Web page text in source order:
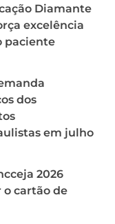
Diamante
excelência
paciente
dos
em julho
2026
cartão de